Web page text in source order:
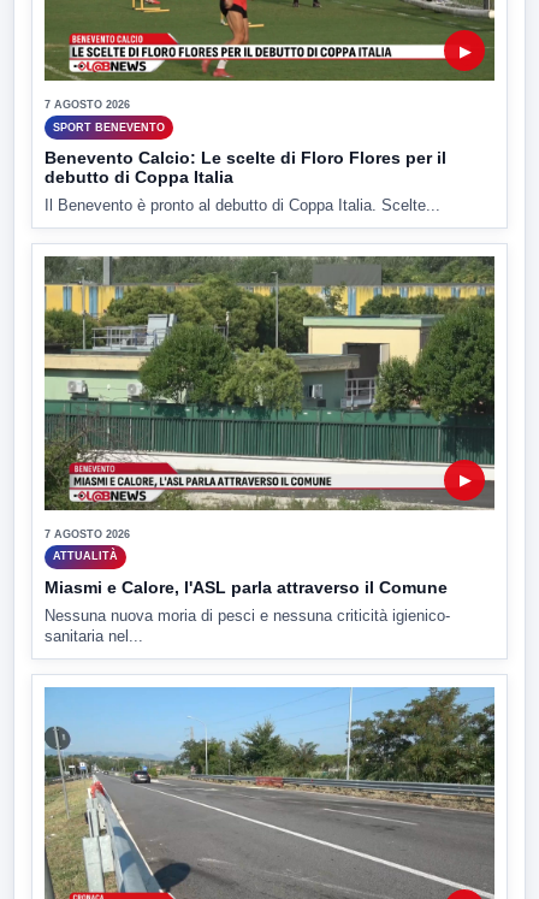
▶
7 AGOSTO 2026
SPORT BENEVENTO
Benevento Calcio: Le scelte di Floro Flores per il
debutto di Coppa Italia
Il Benevento è pronto al debutto di Coppa Italia. Scelte...
▶
7 AGOSTO 2026
ATTUALITÀ
Miasmi e Calore, l'ASL parla attraverso il Comune
Nessuna nuova moria di pesci e nessuna criticità igienico-
sanitaria nel...